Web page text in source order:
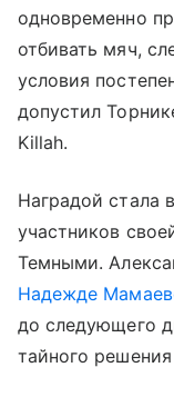
одновременно
отбивать мяч,
условия
допустил
Killah.
Наградой стала
участников
Темными.
Надежде
до следующего
тайного